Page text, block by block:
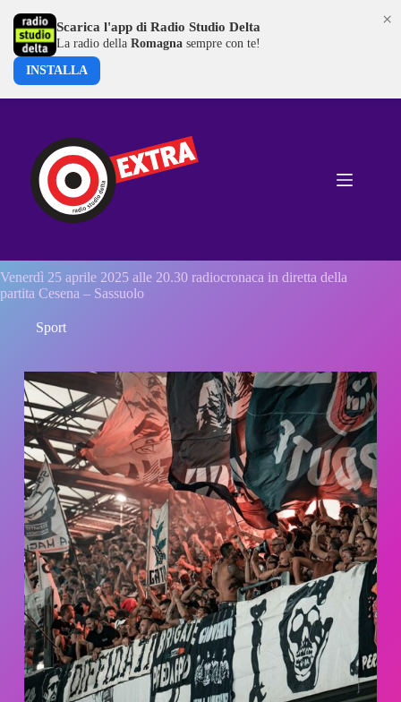
Venerdì 25 aprile 2025 alle 20.30 radiocronaca in diretta della
partita Cesena – Sassuolo
Sport
×
Scarica l'app di Radio Studio Delta
La radio della Romagna sempre con te!
INSTALLA